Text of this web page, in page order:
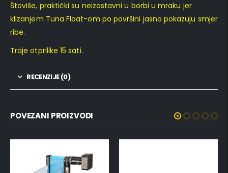
Štoviše, praktički su neizostavni u borbi u mraku jer
klizanjem Tuna Float-om po površini jasno pokazuju smjer
ribe.
Traje otprilike 15 sati.
RECENZIJE (0)
POVEZANI PROIZVODI